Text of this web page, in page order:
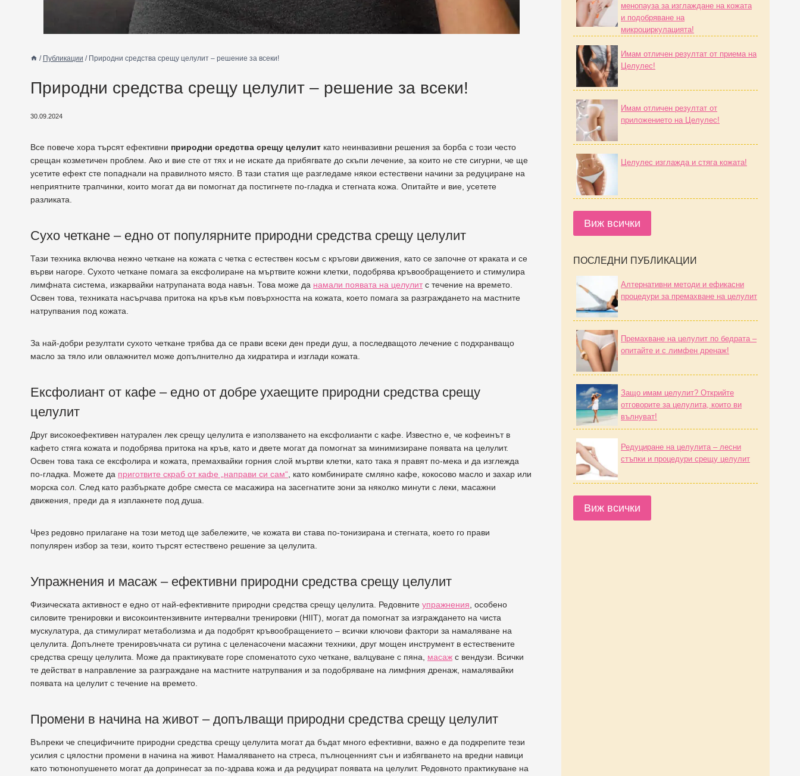
/ Публикации / Природни средства срещу целулит – решение за всеки!
Природни средства срещу целулит – решение за всеки!
30.09.2024
Все повече хора търсят ефективни природни средства срещу целулит като неинвазивни решения за борба с този често
срещан козметичен проблем. Ако и вие сте от тях и не искате да прибягвате до скъпи лечение, за които не сте сигурни, че ще
усетите ефект сте попаднали на правилното място. В тази статия ще разгледаме някои естествени начини за редуциране на
неприятните трапчинки, които могат да ви помогнат да постигнете по-гладка и стегната кожа. Опитайте и вие, усетете
разликата.
Сухо четкане – едно от популярните природни средства срещу целулит
Тази техника включва нежно четкане на кожата с четка с естествен косъм с кръгови движения, като се започне от краката и се
върви нагоре. Сухото четкане помага за ексфолиране на мъртвите кожни клетки, подобрява кръвообращението и стимулира
лимфната система, изкарвайки натрупаната вода навън. Това може да намали появата на целулитс течение на времето.
Освен това, техниката насърчава притока на кръв към повърхността на кожата, което помага за разграждането на мастните
натрупвания под кожата.
За най-добри резултати сухото четкане трябва да се прави всеки ден преди душ, а последващото лечение с подхранващо
масло за тяло или овлажнител може допълнително да хидратира и изглади кожата.
Ексфолиант от кафе – едно от добре ухаещите природни средства срещу
целулит
Друг високоефективен натурален лек срещу целулита е използването на ексфолианти с кафе. Известно е, че кофеинът в
кафето стяга кожата и подобрява притока на кръв, като и двете могат да помогнат за минимизиране появата на целулит.
Освен това така се ексфолира и кожата, премахвайки горния слой мъртви клетки, като така я правят по-мека и да изглежда
по-гладка. Можете да приготвите скраб от кафе „направи си сам“ , като комбинирате смляно кафе, кокосово масло и захар или
морска сол. След като разбъркате добре сместа се масажира на засегнатите зони за няколко минути с леки, масажни
движения, преди да я изплакнете под душа.
Чрез редовно прилагане на този метод ще забележите, че кожата ви става по-тонизирана и стегната, което го прави
популярен избор за тези, които търсят естествено решение за целулита.
Упражнения и масаж – ефективни природни средства срещу целулит
Физическата активност е едно от най-ефективните природни средства срещу целулита. Редовните упражнения , особено
силовите тренировки и високоинтензивните интервални тренировки (HIIT), могат да помогнат за изграждането на чиста
мускулатура, да стимулират метаболизма и да подобрят кръвообращението – всички ключови фактори за намаляване на
целулита. Допълнете тренировъчната си рутина с целенасочени масажни техники, друг мощен инструмент в естествените
средства срещу целулита. Може да практикувате горе споменатото сухо четкане, валцуване с пяна, масаж с вендузи. Всички
те действат в направление за разграждане на мастните натрупвания и за подобряване на лимфния дренаж, намалявайки
появата на целулит с течение на времето.
Промени в начина на живот – допълващи природни средства срещу целулит
Въпреки че специфичните природни средства срещу целулита могат да бъдат много ефективни, важно е да подкрепите тези
усилия с цялостни промени в начина на живот. Намаляването на стреса, пълноценният сън и избягването на вредни навици
като тютюнопушенето могат да допринесат за по-здрава кожа и да редуцират появата на целулит. Редовното практикуване на
менопауза за изглаждане на кожата
и подобряване на
микроциркулацията!
Имам отличен резултат от приема на
Целулес!
Имам отличен резултат от
приложението на Целулес!
Целулес изглажда и стяга кожата!
Виж всички
ПОСЛЕДНИ ПУБЛИКАЦИИ
Алтернативни методи и ефикасни
процедури за премахване на целулит
Премахване на целулит по бедрата –
опитайте и с лимфен дренаж!
Защо имам целулит? Открийте
отговорите за целулита, които ви
вълнуват!
Редуциране на целулита – лесни
стъпки и процедури срещу целулит
Виж всички